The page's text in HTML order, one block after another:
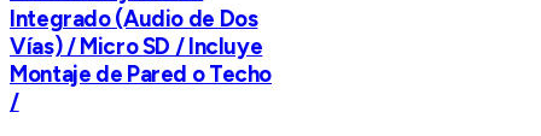
Integrado (Audio de Dos
Vías) / Micro SD / Incluye
Montaje de Pared o Techo
/